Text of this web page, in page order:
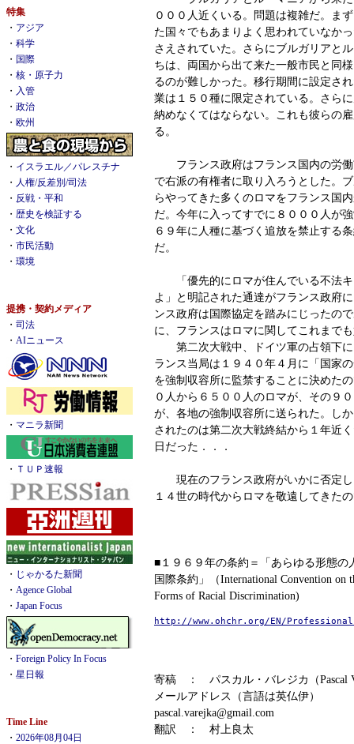
特集
・ アジア
・ 科学
・ 国際
・ 核・原子力
・ 入管
・ 政治
・ 欧州
・ イスラエル／パレスチナ
・ 人権/反差別/司法
・ 反戦・平和
・ 歴史を検証する
・ 文化
・ 市民活動
・ 環境
提携・契約メディア
・ 司法
・ AIニュース
・ マニラ新聞
・ ＴＵＰ速報
・ じゃかるた新聞
・ Agence Global
・ Japan Focus
・ Foreign Policy In Focus
・ 星日報
Time Line
・ 2026年08月04日
０００人近くいる。問題は複雑だ。ま
た国々でもあまりよく思われていなか
さえされていた。さらにブルガリアと
ちは、両国から出て来た一般市民と同
るのが難しかった。移行期間に設定さ
業は１５０種に限定されている。さら
納めなくてはならない。これも彼らの
る。
フランス政府はフランス国内の労働
で右派の有権者に取り入ろうとした。
らやってきた多くのロマをフランス国
だ。今年に入ってすでに８０００人が
６９年に人種に基づく追放を禁止する
だ。
「優先的にロマが住んでいる不法キ
よ」と明記された通達がフランス政府
ンス政府は国際協定を踏みにじったの
に、フランスはロマに関してこれまで
第二次大戦中、ドイツ軍の占領下に
ランス当局は１９４０年４月に「国家
を強制収容所に監禁することに決めた
０人から６５００人のロマが、その９
が、各地の強制収容所に送られた。し
されたのは第二次大戦終結から１年近
日だった．．．
現在のフランス政府がいかに否定し
１４世の時代からロマを敬遠してきた
■１９６９年の条約＝「あらゆる形態の
国際条約」（International Convention on
Forms of Racial Discrimination)
http://www.ohchr.org/EN/
寄稿 ： パスカル・バレジカ（Pascal
メールアドレス（言語は英仏伊）
pascal.varejka@gmail.com
翻訳 ： 村上良太